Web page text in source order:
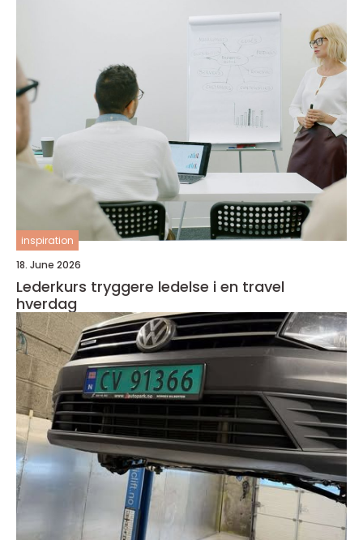
inspiration
18. June 2026
Lederkurs tryggere ledelse i en travel
hverdag